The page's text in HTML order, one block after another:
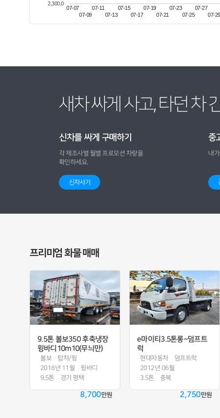
07-07
07-09
07-11
07-13
07-15
07-17
07-19
07-21
07-23
07-25
07-27
07-
2,300.0
새차 싸게 사고, 타던 차
신차를 싸게 구매하기
각 제조사별 월별 프로모션 차량을
확인하세요.
신차사기
중
내
프리미엄 화물 매매
9.5톤 볼보350 후축냉장
윙바디10m10(무늬만)
볼보
탑차/윙
2018년 11월
윙바디
9.5톤
경기 평택
8,700만원
e마이티3.5톤롱~덤프트
럭
현대자동차
덤프트럭
2012년 06월
3.5톤
충북
2,750만원